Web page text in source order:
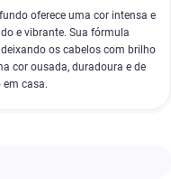
oferece uma cor intensa e
e vibrante. Sua fórmula
os cabelos com brilho
cor ousada, duradoura e de
casa.